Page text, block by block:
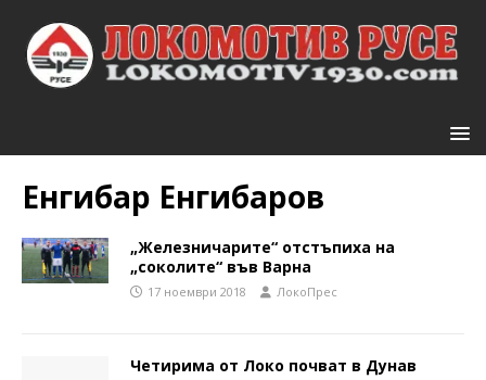
Енгибар Енгибаров
„Железничарите“ отстъпиха на
„соколите“ във Варна
17 ноември 2018 ЛокоПрес
Четирима от Локо почват в Дунав